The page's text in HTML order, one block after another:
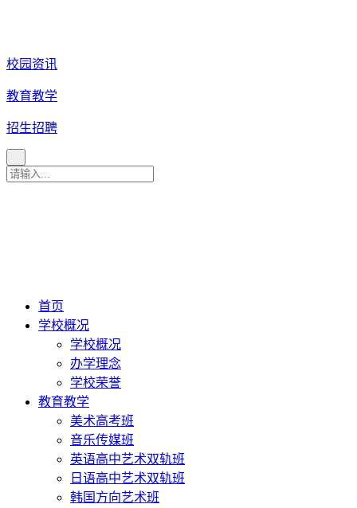
校园资讯
教育教学
招生招聘
首页
学校概况
学校概况
办学理念
学校荣誉
教育教学
美术高考班
音乐传媒班
英语高中艺术双轨班
日语高中艺术双轨班
韩国方向艺术班